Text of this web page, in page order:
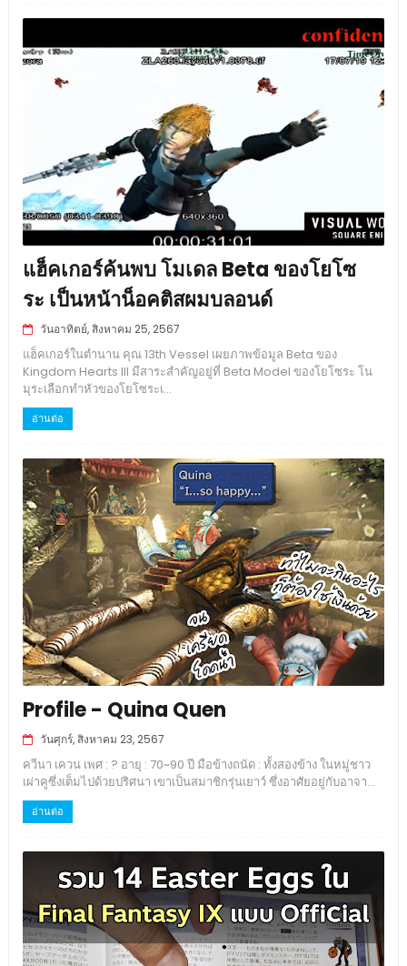
แฮ็คเกอร์ค้นพบ โมเดล Beta ของโยโซ
ระ เป็นหน้าน็อคติสผมบลอนด์
วันอาทิตย์, สิงหาคม 25, 2567
แฮ็คเกอร์ในตำนาน คุณ 13th Vessel เผยภาพข้อมูล Beta ของ
Kingdom Hearts III มีสาระสำคัญอยู่ที่ Beta Model ของโยโซระ โน
มุระเลือกทำหัวของโยโซระเ...
อ่านต่อ
Profile - Quina Quen
วันศุกร์, สิงหาคม 23, 2567
ควีนา เควน เพศ : ? อายุ : 70~90 ปี มือข้างถนัด : ทั้งสองข้าง ในหมู่ชาว
เผ่าคูซึ่งเต็มไปด้วยปริศนา เขาเป็นสมาชิกรุ่นเยาว์ ซึ่งอาศัยอยู่กับอาจา...
อ่านต่อ